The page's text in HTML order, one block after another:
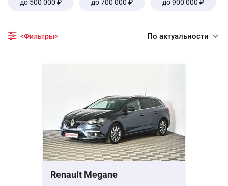
до 500 000 ₽ до 700 000 ₽ до 900 000 ₽
<Фильтры> По актуальности
Renault Megane